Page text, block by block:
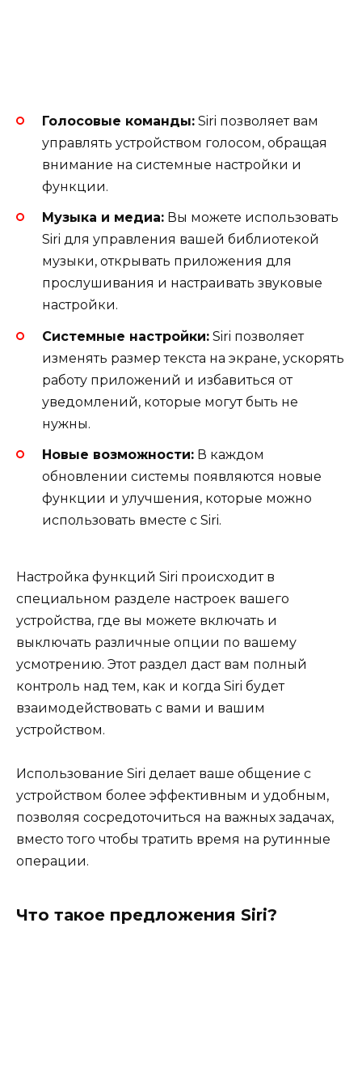
Голосовые команды: Siri позволяет вам
управлять устройством голосом, обращая
внимание на системные настройки и
функции.
Музыка и медиа: Вы можете использовать
Siri для управления вашей библиотекой
музыки, открывать приложения для
прослушивания и настраивать звуковые
настройки.
Системные настройки: Siri позволяет
изменять размер текста на экране, ускорять
работу приложений и избавиться от
уведомлений, которые могут быть не
нужны.
Новые возможности: В каждом
обновлении системы появляются новые
функции и улучшения, которые можно
использовать вместе с Siri.
Настройка функций Siri происходит в
специальном разделе настроек вашего
устройства, где вы можете включать и
выключать различные опции по вашему
усмотрению. Этот раздел даст вам полный
контроль над тем, как и когда Siri будет
взаимодействовать с вами и вашим
устройством.
Использование Siri делает ваше общение с
устройством более эффективным и удобным,
позволяя сосредоточиться на важных задачах,
вместо того чтобы тратить время на рутинные
операции.
Что такое предложения Siri?